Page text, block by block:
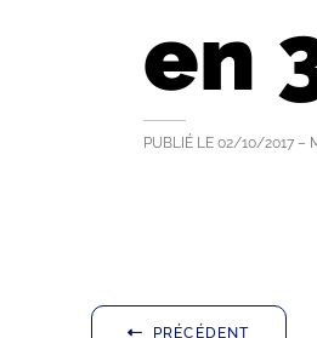
en
PUBLIÉ LE 02/10/2017 –
PRÉCÉDENT